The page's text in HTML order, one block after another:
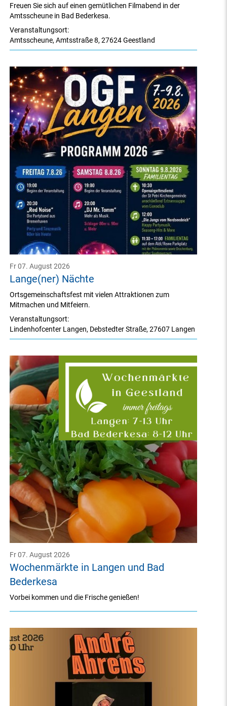
Veranstaltungsort:
Amtsscheune,Amtsstraße 8,27624 Geestland
Freuen Sie sich auf einen gemütlichen Filmabend in der
Amtsscheune in Bad Bederkesa.
Lange(ner) Nächte
Fr 07. August 2026
Veranstaltungsort:
Lindenhofcenter Langen, Debstedter Straße,27607 Langen
Ortsgemeinschaftsfest mit vielen Attraktionen zum
Mitmachen und Mitfeiern.
Wochenmärkte in Langen und Bad
Bederkesa
Fr 07. August 2026
Vorbei kommen und die Frische genießen!